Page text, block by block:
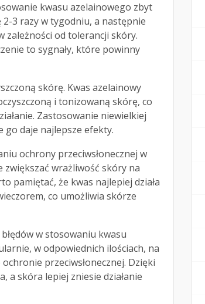
kwasu azelainowego zbyt
2-3 razy w tygodniu, a następnie
zależności od tolerancji skóry.
to sygnały, które powinny
skórę. Kwas azelainowy
i tonizowaną skórę, co
Zastosowanie niewielkiej
go daje najlepsze efekty.
ochrony przeciwsłonecznej w
zwiększać wrażliwość skóry na
pamiętać, że kwas najlepiej działa
co umożliwia skórze
w stosowaniu kwasu
w odpowiednich ilościach, na
przeciwsłonecznej. Dzięki
a skóra lepiej zniesie działanie